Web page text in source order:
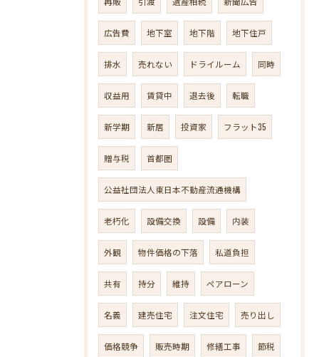
広告費 地下室 地下階 地下住戸
排水 売れない ドライルーム 同時
収益用 賃貸中 退去後 転職
新学期 新居 投資家 フラット35
贈与税 首都圏
公益社団法人東日本不動産流通機構
老朽化 設備交換 設備 内装
外観 物件価格の下落 私道負担
共有 持分 維持 ペアローン
名義 建売住宅 注文住宅 売り出し
価格競争 販売時期 修繕工事 節税